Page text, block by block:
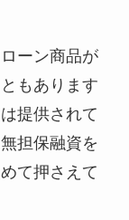
ーン商品が
もあります
提供されて
担保融資を
て押さえて